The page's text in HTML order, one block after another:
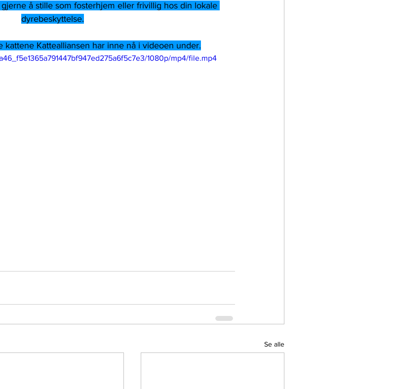
å stille som fosterhjem eller frivillig hos din lokale
dyrebeskyttelse.
kattene Kattealliansen har inne nå i videoen under.
1080p/mp4/file.mp4
Se alle